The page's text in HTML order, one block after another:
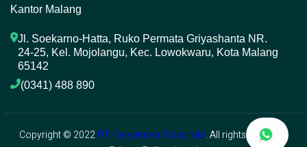
Kantor Malang
Jl. Soekarno-Hatta, Ruko Permata Griyashanta NR.
24-25, Kel. Mojolangu, Kec. Lowokwaru, Kota Malang
65142
(0341) 488 890
Copyright © 2022PT. Karyatama Solusindo. All rights reserved.